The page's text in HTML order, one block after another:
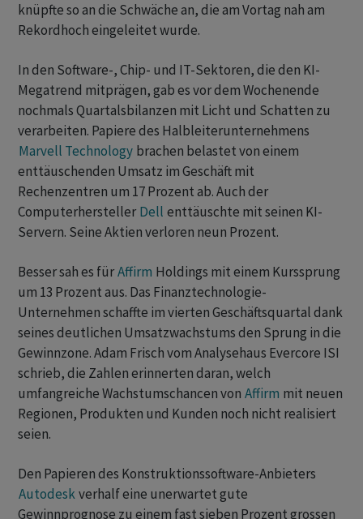
knüpfte so an die Schwäche an, die am Vortag nah am
Rekordhoch eingeleitet wurde.
In den Software-, Chip- und IT-Sektoren, die den KI-
Megatrend mitprägen, gab es vor dem Wochenende
nochmals Quartalsbilanzen mit Licht und Schatten zu
verarbeiten. Papiere des Halbleiterunternehmens
Marvell Technology brachen belastet von einem
enttäuschenden Umsatz im Geschäft mit
Rechenzentren um 17 Prozent ab. Auch der
Computerhersteller Dell enttäuschte mit seinen KI-
Servern. Seine Aktien verloren neun Prozent.
Besser sah es fürAffirm Holdings mit einem Kurssprung
um 13 Prozent aus. Das Finanztechnologie-
Unternehmen schaffte im vierten Geschäftsquartal dank
seines deutlichen Umsatzwachstums den Sprung in die
Gewinnzone. Adam Frisch vom Analysehaus Evercore ISI
schrieb, die Zahlen erinnerten daran, welch
umfangreiche Wachstumschancen von Affirm mit neuen
Regionen, Produkten und Kunden noch nicht realisiert
seien.
Den Papieren des Konstruktionssoftware-Anbieters
Autodeskverhalf eine unerwartet gute
Gewinnprognose zu einem fast sieben Prozent grossen